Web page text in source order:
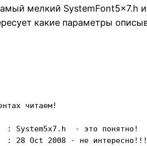
мелкий SystemFont5x7.h
какие параметры
читаем!
- это понятно!
Oct 2008 - не интересно!!!